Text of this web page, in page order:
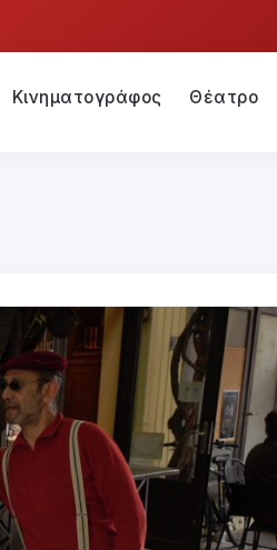
Κινηματογράφος Θέατρο